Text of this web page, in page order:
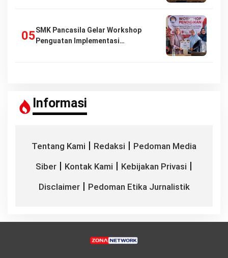
SMK Pancasila Gelar Workshop
Penguatan Implementasi…
Informasi
Tentang Kami | Redaksi | Pedoman Media
Siber | Kontak Kami | Kebijakan Privasi |
Disclaimer| Pedoman Etika Jurnalistik